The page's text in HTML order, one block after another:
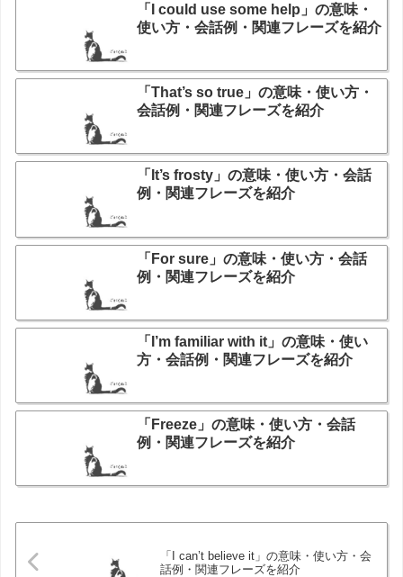
「I could use some help」の意味・
使い方・会話例・関連フレーズを紹介
「That’s so true」の意味・使い方・
会話例・関連フレーズを紹介
「It’s frosty」の意味・使い方・会話
例・関連フレーズを紹介
「For sure」の意味・使い方・会話
例・関連フレーズを紹介
「I’m familiar with it」の意味・使い
方・会話例・関連フレーズを紹介
「Freeze」の意味・使い方・会話
例・関連フレーズを紹介
「I can’t believe it」の意味・使い方・会
話例・関連フレーズを紹介